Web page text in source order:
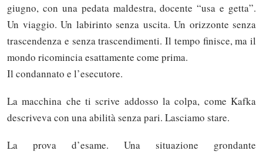
giugno, con una pedata maldestra, docente “usa e getta”.
Un viaggio. Un labirinto senza uscita. Un orizzonte senza
trascendenza e senza trascendimenti. Il tempo finisce, ma il
mondo ricomincia esattamente come prima.
Il condannato e l’esecutore.
La macchina che ti scrive addosso la colpa, come Kafka
descriveva con una abilità senza pari. Lasciamo stare.
La prova d’esame. Una situazione grondante